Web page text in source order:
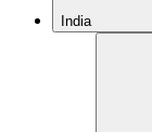
India